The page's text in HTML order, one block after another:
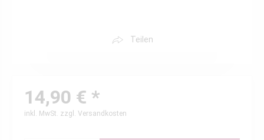
Teilen
14,90 € *
inkl. MwSt. zzgl. Versandkosten